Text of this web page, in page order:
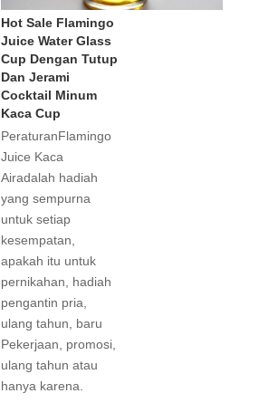
Hot Sale Flamingo
Juice Water Glass
Cup Dengan Tutup
Dan Jerami
Cocktail Minum
Kaca Cup
PeraturanFlamingo
Juice Kaca
Airadalah hadiah
yang sempurna
untuk setiap
kesempatan,
apakah itu untuk
pernikahan, hadiah
pengantin pria,
ulang tahun, baru
Pekerjaan, promosi,
ulang tahun atau
hanya karena.